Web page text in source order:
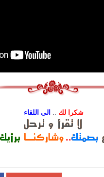
شكرا لك .. الى اللقاء